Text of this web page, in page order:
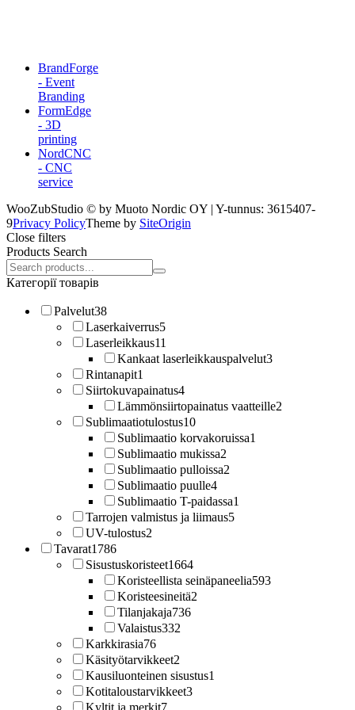
BrandForge
- Event
Branding
FormEdge
- 3D
printing
NordCNC
- CNC
service
WooZubStudio © by Muoto Nordic OY | Y-tunnus: 3615407-
9Privacy PolicyTheme by SiteOrigin
Close filters
Products Search
Search
products:
Категорії товарів
Palvelut38
Laserkaiverrus5
Laserleikkaus11
Kankaat laserleikkauspalvelut3
Rintanapit1
Siirtokuvapainatus4
Lämmönsiirtopainatus vaatteille2
Sublimaatiotulostus10
Sublimaatio korvakoruissa1
Sublimaatio mukissa2
Sublimaatio pulloissa2
Sublimaatio puulle4
Sublimaatio T-paidassa1
Tarrojen valmistus ja liimaus5
UV-tulostus2
Tavarat1786
Sisustuskoristeet1664
Koristeellista seinäpaneelia593
Koristeesineitä2
Tilanjakaja736
Valaistus332
Karkkirasia76
Käsityötarvikkeet2
Kausiluonteinen sisustus1
Kotitaloustarvikkeet3
Kyltit ja merkit7